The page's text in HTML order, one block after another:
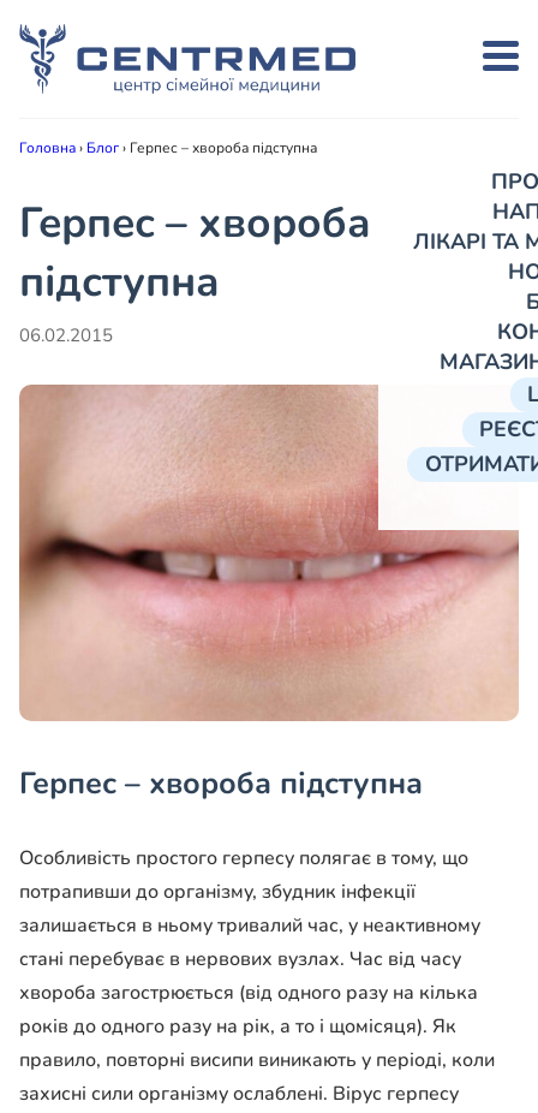
ЛІКАРІ
Головна› Блог› Герпес – хвороба підступна
Герпес – хвороба
підступна
06.02.2015
Герпес – хвороба підступна
Особливість простого герпесу полягає в тому, що
потрапивши до організму, збудник інфекції
залишається в ньому тривалий час, у неактивному
стані перебуває в нервових вузлах. Час від часу
хвороба загострюється (від одного разу на кілька
років до одного разу на рік, а то і щомісяця). Як
правило, повторні висипи виникають у періоді, коли
захисні сили організму ослаблені. Вірус герпесу